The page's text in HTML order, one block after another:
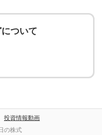
た、利用者は、コメント
いことに同意します。利
サービスの広告・宣伝、
ついて
投資情報動画
の株式